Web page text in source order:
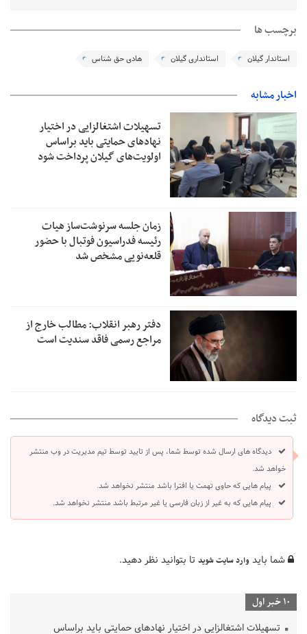
برچسب ها
استاندار گیلان استانداری گیلان هادی حق شناس
اخبار مشابه
تسهیلات اشتغالزایی در اختیار
نهادهای حمایتی باید براساس
اولویت‌های گیلان پرداخت شود
زمان جلسه سرنوشت‌ساز هیات
رئیسه فدراسیون فوتبال با حضور
قلعه‌نویی مشخص شد
دفتر رهبر انقلاب: مطالب خارج از
مراجع رسمی فاقد سندیت است
ثبت دیدگاه
دیدگاه های ارسال شده توسط شما، پس از تایید توسط تیم مدیریت در وب منتشر
خواهد شد.
پیام هایی که حاوی تهمت یا افترا باشد منتشر نخواهد شد.
پیام هایی که به غیر از زبان فارسی یا غیر مرتبط باشد منتشر نخواهد شد.
شما باید وارد سایت شوید تا بتوانید نظر دهید.
10 خبر اول
تسهیلات اشتغالزایی در اختیار نهادهای حمایتی باید براساس